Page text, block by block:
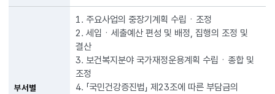
부서별
1. 주요사업의 중장기계획 수립ㆍ조정
2. 세입ㆍ세출예산 편성 및 배정, 집행의 조정 및
결산
3. 보건복지분야 국가재정운용계획 수립ㆍ종합 및
조정
4. 「국민건강증진법」 제23조에 따른 부담금의